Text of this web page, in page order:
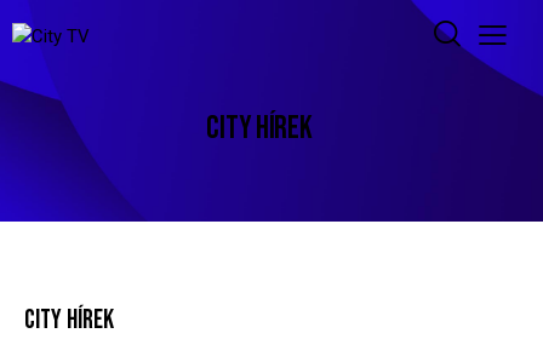
CITY HÍREK
CITY HÍREK